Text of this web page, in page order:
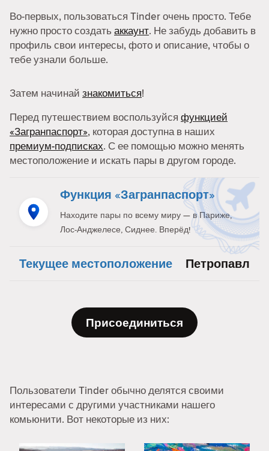
Во-первых, пользоваться Tinder очень просто. Тебе
нужно просто создать аккаунт. Не забудь добавить в
профиль свои интересы, фото и описание, чтобы о
тебе узнали больше.
Затем начинай знакомиться!
Перед путешествием воспользуйся функцией
«Загранпаспорт», которая доступна в наших
премиум-подписках. С ее помощью можно менять
местоположение и искать пары в другом городе.
Функция «Загранпаспорт»
Находите пары по всему миру — в Париже,
Лос-Анджелесе, Сиднее. Вперёд!
Текущее местоположение Петропавл
Присоединиться
Пользователи Tinder обычно делятся своими
интересами с другими участниками нашего
комьюнити. Вот некоторые из них: